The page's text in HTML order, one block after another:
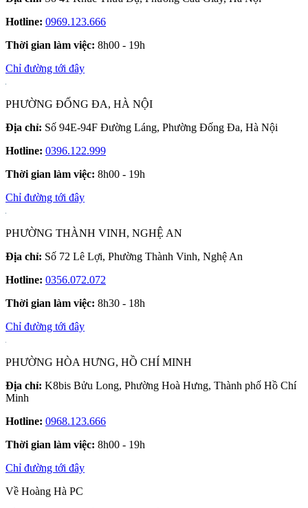
Hotline: 0969.123.666
Thời gian làm việc: 8h00 - 19h
Chỉ đường tới đây
PHƯỜNG ĐỐNG ĐA, HÀ NỘI
Địa chỉ: Số 94E-94F Đường Láng, Phường Đống Đa, Hà Nội
Hotline: 0396.122.999
Thời gian làm việc: 8h00 - 19h
Chỉ đường tới đây
PHƯỜNG THÀNH VINH, NGHỆ AN
Địa chỉ: Số 72 Lê Lợi, Phường Thành Vinh, Nghệ An
Hotline: 0356.072.072
Thời gian làm việc: 8h30 - 18h
Chỉ đường tới đây
PHƯỜNG HÒA HƯNG, HỒ CHÍ MINH
Địa chỉ: K8bis Bửu Long, Phường Hoà Hưng, Thành phố Hồ Chí
Minh
Hotline: 0968.123.666
Thời gian làm việc: 8h00 - 19h
Chỉ đường tới đây
Về Hoàng Hà PC